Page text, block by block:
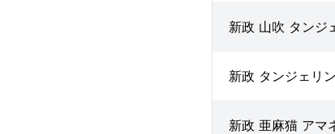
新政 山吹 タンジ
新政 タンジェリ
新政 亜麻猫 アマ